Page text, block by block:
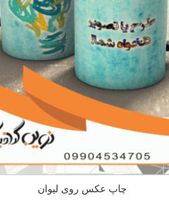
چاپ عکس روی لیوان